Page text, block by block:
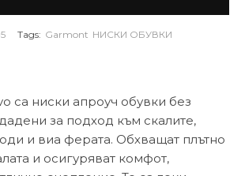
са ниски апроуч обувки без
за подход към скалите,
и виа ферата. Обхващат плътно
и осигуряват комфот,
Tags: Garmont НИСКИ ОБУВКИ